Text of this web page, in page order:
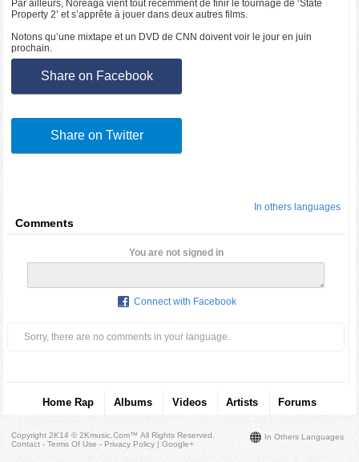
Par ailleurs, Noreaga vient tout récemment de finir le tournage de ‘State
Property 2’ et s’apprête à jouer dans deux autres films.
Notons qu’une mixtape et un DVD de CNN doivent voir le jour en juin
prochain.
Share on Facebook
Share on Twitter
In others languages
Comments
You are not signed in
Connect with Facebook
Sorry, there are no comments in your language.
Home Rap Albums Videos Artists Forums
In Others Languages
Copyright 2K14 © 2Kmusic.com™All Rights Reserved
Contact - Terms Of Use - Privacy Policy |Google+